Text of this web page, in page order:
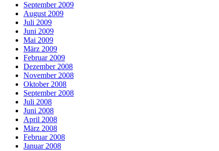
September 2009
August 2009
Juli 2009
Juni 2009
Mai 2009
März 2009
Februar 2009
Dezember 2008
November 2008
Oktober 2008
September 2008
Juli 2008
Juni 2008
April 2008
März 2008
Februar 2008
Januar 2008